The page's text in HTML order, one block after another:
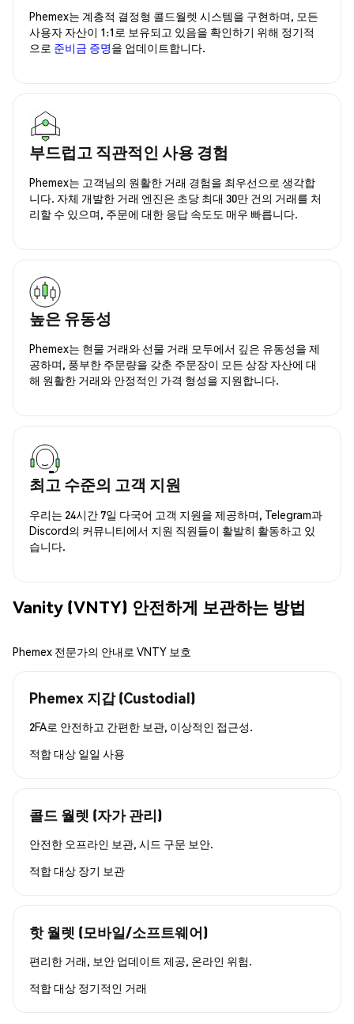
Phemex는 계층적 결정형 콜드월렛 시스템을 구현하며, 모든
사용자 자산이 1:1로 보유되고 있음을 확인하기 위해 정기적
으로 준비금 증명을 업데이트합니다.
부드럽고 직관적인 사용 경험
Phemex는 고객님의 원활한 거래 경험을 최우선으로 생각합
니다. 자체 개발한 거래 엔진은 초당 최대 30만 건의 거래를 처
리할 수 있으며, 주문에 대한 응답 속도도 매우 빠릅니다.
높은 유동성
Phemex는 현물 거래와 선물 거래 모두에서 깊은 유동성을 제
공하며, 풍부한 주문량을 갖춘 주문장이 모든 상장 자산에 대
해 원활한 거래와 안정적인 가격 형성을 지원합니다.
최고 수준의 고객 지원
우리는 24시간 7일 다국어 고객 지원을 제공하며, Telegram과
Discord의 커뮤니티에서 지원 직원들이 활발히 활동하고 있
습니다.
Vanity (VNTY) 안전하게 보관하는 방법
Phemex 전문가의 안내로 VNTY 보호
Phemex 지갑 (Custodial)
2FA로 안전하고 간편한 보관, 이상적인 접근성.
적합 대상 일일 사용
콜드 월렛 (자가 관리)
안전한 오프라인 보관, 시드 구문 보안.
적합 대상 장기 보관
핫 월렛 (모바일/소프트웨어)
편리한 거래, 보안 업데이트 제공, 온라인 위험.
적합 대상 정기적인 거래